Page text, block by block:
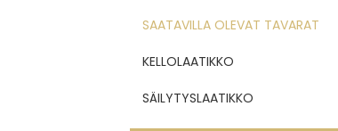
SAATAVILLA OLEVAT TAVARAT
KELLOLAATIKKO
SÄILYTYSLAATIKKO